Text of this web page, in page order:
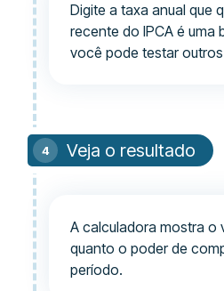
Digite a taxa anual que
recente do IPCA é uma
você pode testar
Veja o resultado
A calculadora mostra o
quanto o poder de
período.